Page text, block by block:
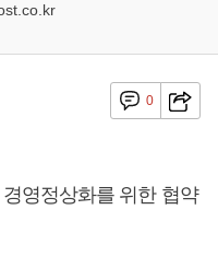
0
영정상화를 위한 협약